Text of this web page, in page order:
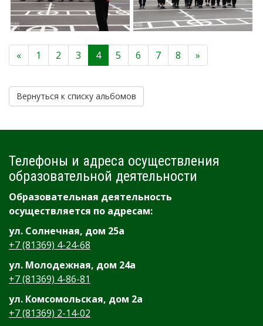
« 1 2 3 4 5 6 7 8 »
Вернуться к списку альбомов
Телефоны и адреса осуществления
образовательной деятельности
Образовательная деятельность
осуществляется по адресам:
ул. Солнечная, дом 25а
+7 (81369) 4-24-68
ул. Молодежная, дом 24а
+7 (81369) 4-86-81
ул. Комсомольская, дом 2а
+7 (81369) 2-14-02